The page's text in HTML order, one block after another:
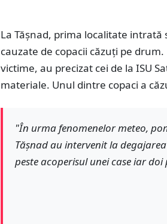
La Tășnad, prima localitate
cauzate de copacii căzuți pe
victime, au precizat cei de la ISU
materiale. Unul dintre copaci a
"În urma fenomenelor meteo,
Tășnad au intervenit la
peste acoperisul unei case iar